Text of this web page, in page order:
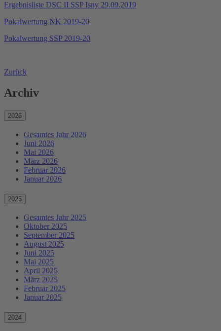
Ergebnisliste DSC II SSP Isny 29.09.2019
Pokalwertung NK 2019-20
Pokalwertung SSP 2019-20
Zurück
Archiv
2026
Gesamtes Jahr 2026
Juni 2026
Mai 2026
März 2026
Februar 2026
Januar 2026
2025
Gesamtes Jahr 2025
Oktober 2025
September 2025
August 2025
Juni 2025
Mai 2025
April 2025
März 2025
Februar 2025
Januar 2025
2024